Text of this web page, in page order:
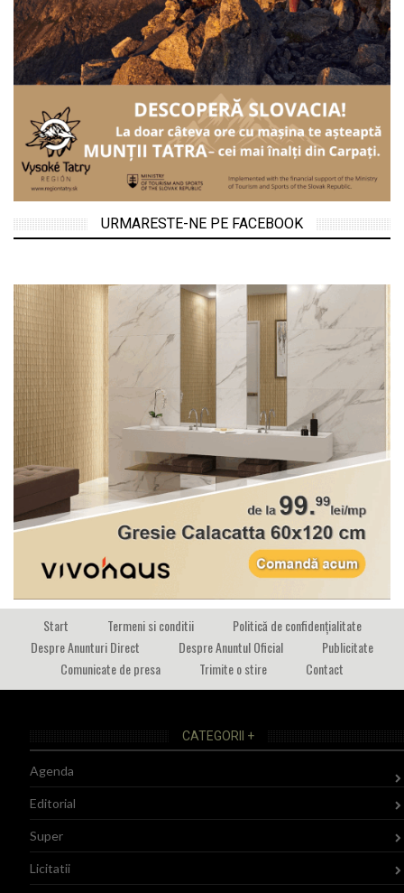
URMARESTE-NE PE FACEBOOK
Start Termeni si conditii
Politică de confidențialitate
Despre Anunturi Direct
Despre Anuntul Oficial
Publicitate
Comunicate de presa
Trimite o stire Contact
CATEGORII +
Agenda
Editorial
Super
Licitatii